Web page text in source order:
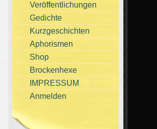
Veröffentlichungen
Gedichte
Kurzgeschichten
Aphorismen
Shop
Brockenhexe
IMPRESSUM
Anmelden